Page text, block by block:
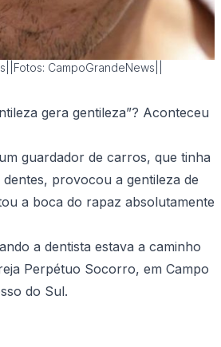
CampoGrandeNews||
gera gentileza”? Aconteceu
guardador de carros, que tinha
provocou a gentileza de
a boca do rapaz absolutamente
a dentista estava a caminho
Perpétuo Socorro, em Campo
do Sul.